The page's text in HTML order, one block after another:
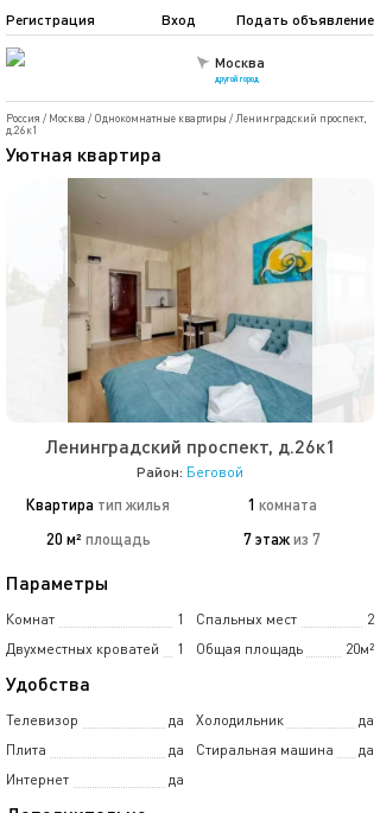
Москва
другой город
Подать объявление
Регистрация Вход
Россия / Москва / Однокомнатные квартиры / Ленинградский проспект,
д.26к1
Уютная квартира
Ленинградский проспект, д.26к1
Район: Беговой
Квартира тип жилья 1 комната
20 м² площадь 7 этажиз 7
Параметры
Комнат 1 Спальных мест
2
Двухместных кроватей
1 Общая площадь 20м²
Удобства
Телевизор да Холодильник
да
Плита
да Стиральная машина
да
Интернет
да